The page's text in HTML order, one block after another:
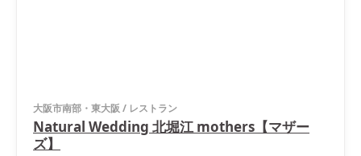
大阪市南部・東大阪 / レストラン
Natural Wedding 北堀江 mothers【マザー
ズ】